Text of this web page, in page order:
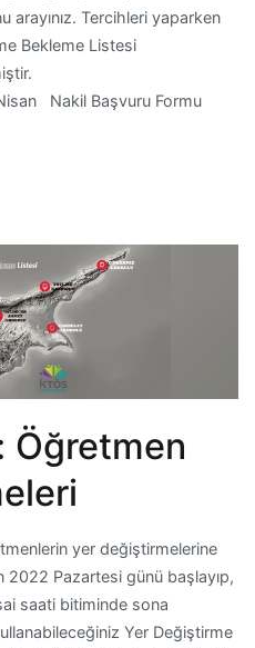
arayınız. Tercihleri yaparken
Bekleme Listesi
Nakil Başvuru Formu
Öğretmen
yer değiştirmelerine
2022 Pazartesi günü başlayıp,
saati bitiminde sona
Yer Değiştirme